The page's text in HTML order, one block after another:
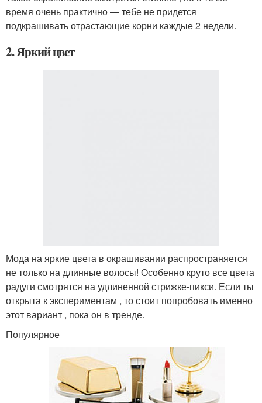
время очень практично — тебе не придется
подкрашивать отрастающие корни каждые 2 недели.
2. Яркий цвет
Мода на яркие цвета в окрашивании распространяется
не только на длинные волосы! Особенно круто все цвета
радуги смотрятся на удлиненной стрижке-пикси. Если ты
открыта к экспериментам , то стоит попробовать именно
этот вариант , пока он в тренде.
Популярное